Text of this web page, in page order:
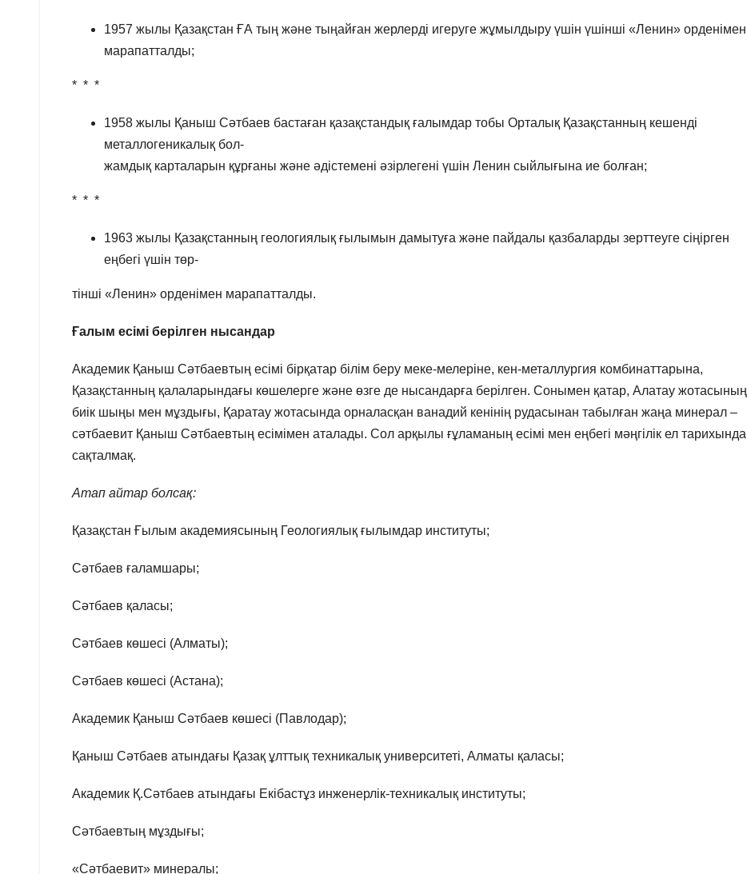
1957 жылы Қазақстан ҒА тың және тыңайған жерлерді игеруге жұмылдыру үшін үшінші «Ленин» орденімен
марапатталды;
* * *
1958 жылы Қаныш Сәтбаев бастаған қазақстандық ғалымдар тобы Орталық Қазақстанның кешенді
металлогеникалық бол-
жамдық карталарын құрғаны және әдістемені әзірлегені үшін Ленин сыйлығына ие болған;
* * *
1963 жылы Қазақстанның геологиялық ғылымын дамытуға және пайдалы қазбаларды зерттеуге сіңірген
еңбегі үшін төр-
тінші «Ленин» орденімен марапатталды.
Ғалым есімі берілген нысандар
Академик Қаныш Сәтбаевтың есімі бірқатар білім беру меке-мелеріне, кен-металлургия комбинаттарына,
Қазақстанның қалаларындағы көшелерге және өзге де нысандарға берілген. Сонымен қатар, Алатау жотасының
биік шыңы мен мұздығы, Қаратау жотасында орналасқан ванадий кенінің рудасынан табылған жаңа минерал –
сәтбаевит Қаныш Сәтбаевтың есімімен аталады. Сол арқылы ғұламаның есімі мен еңбегі мәңгілік ел тарихында
сақталмақ.
Атап айтар болсақ:
Қазақстан Ғылым академиясының Геологиялық ғылымдар институты;
Сәтбаев ғаламшары;
Сәтбаев қаласы;
Сәтбаев көшесі (Алматы);
Сәтбаев көшесі (Астана);
Академик Қаныш Сәтбаев көшесі (Павлодар);
Қаныш Сәтбаев атындағы Қазақ ұлттық техникалық университеті, Алматы қаласы;
Академик Қ.Сәтбаев атындағы Екібастұз инженерлік-техникалық институты;
Сәтбаевтың мұздығы;
«Сәтбаевит» минералы;